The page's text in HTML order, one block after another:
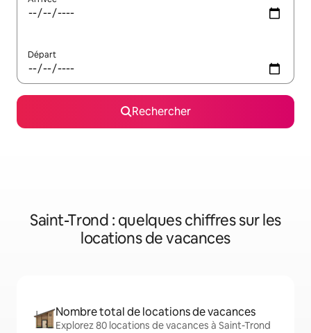
Départ
Rechercher
Saint-Trond : quelques chiffres sur les
locations de vacances
Nombre total de locations de vacances
Explorez 80 locations de vacances à Saint-Trond